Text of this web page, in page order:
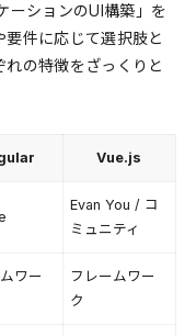
ーションのUI構築」を
件に応じて選択肢と
の特徴をざっくりと
Vue.js
Evan You / コ
ミュニティ
ワー
フレームワー
ク